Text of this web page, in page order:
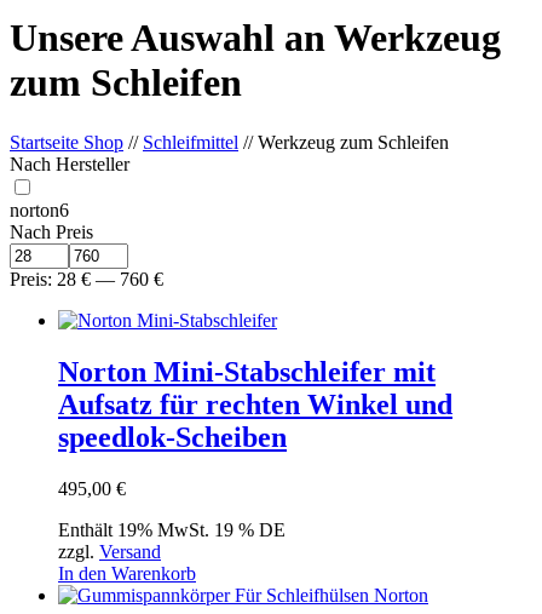
Unsere Auswahl an Werkzeug
zum Schleifen
Startseite Shop // Schleifmittel // Werkzeug zum Schleifen
Nach Hersteller
norton6
Nach Preis
Preis: 28 € — 760 €
Norton Mini-Stabschleifer mit
Aufsatz für rechten Winkel und
speedlok-Scheiben
495,00 €
Enthält 19% MwSt. 19 % DE
zzgl. Versand
In den Warenkorb